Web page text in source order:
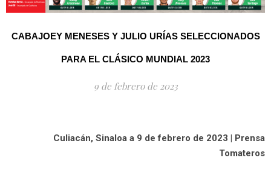
CABAJOEY MENESES Y JULIO URÍAS SELECCIONADOS
PARA EL CLÁSICO MUNDIAL 2023
9 de febrero de 2023
Culiacán, Sinaloa a 9 de febrero de 2023 | Prensa
Tomateros